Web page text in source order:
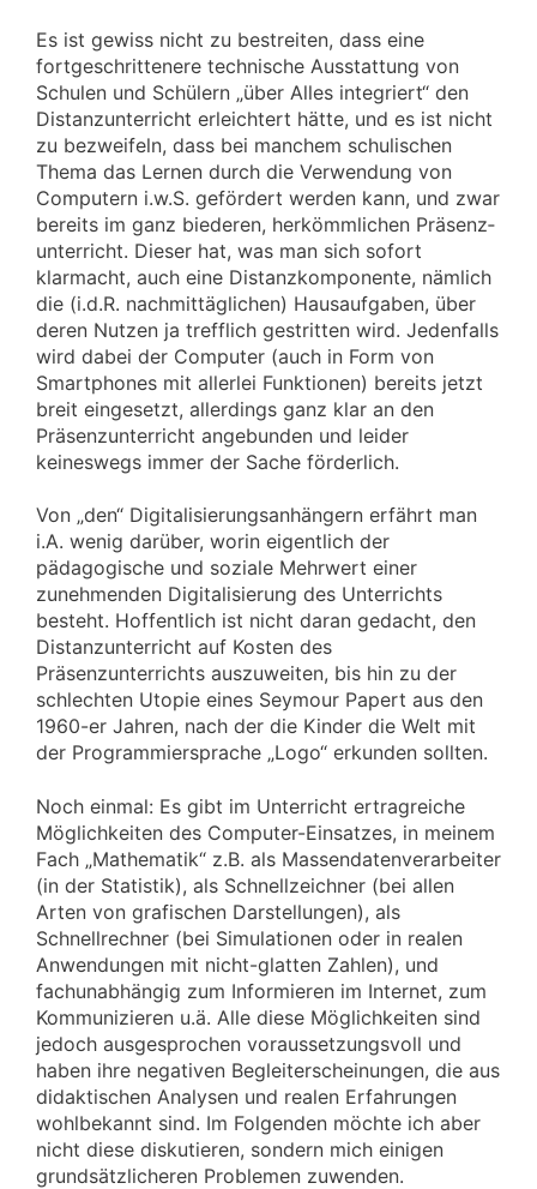
Es ist gewiss nicht zu bestreiten, dass eine
fortgeschrittenere technische Ausstattung von
Schulen und Schülern „über Alles integriert“ den
Distanzunterricht erleichtert hätte, und es ist nicht
zu bezweifeln, dass bei manchem schulischen
Thema das Lernen durch die Verwendung von
Computern i.w.S. gefördert werden kann, und zwar
bereits im ganz biederen, herkömmlichen Präsenz­
unterricht. Dieser hat, was man sich sofort
klarmacht, auch eine Distanzkomponente, nämlich
die (i.d.R. nachmittäglichen) Hausaufgaben, über
deren Nutzen ja trefflich gestritten wird. Jedenfalls
wird dabei der Computer (auch in Form von
Smartphones mit allerlei Funktionen) bereits jetzt
breit eingesetzt, allerdings ganz klar an den
Präsenzunterricht angebunden und leider
keineswegs immer der Sache förderlich.
Von „den“ Digitalisierungsanhängern erfährt man
i.A. wenig darüber, worin eigentlich der
pädagogische und soziale Mehrwert einer
zunehmenden Digitalisierung des Unterrichts
besteht. Hoffentlich ist nicht daran gedacht, den
Distanzunterricht auf Kosten des
Präsenzunterrichts auszuweiten, bis hin zu der
schlechten Utopie eines Seymour Papert aus den
1960-er Jahren, nach der die Kinder die Welt mit
der Programmiersprache „Logo“ erkunden sollten.
Noch einmal: Es gibt im Unterricht ertragreiche
Möglichkeiten des Computer-Einsatzes, in meinem
Fach „Mathematik“ z.B. als Massendatenverarbeiter
(in der Statistik), als Schnellzeichner (bei allen
Arten von grafischen Darstellungen), als
Schnellrechner (bei Simulationen oder in realen
Anwendungen mit nicht-glatten Zahlen), und
fachunabhängig zum Informieren im Internet, zum
Kommunizieren u.ä. Alle diese Möglichkeiten sind
jedoch ausgesprochen voraussetzungsvoll und
haben ihre negativen Begleiterscheinungen, die aus
didaktischen Analysen und realen Erfahrungen
wohlbekannt sind. Im Folgenden möchte ich aber
nicht diese diskutieren, sondern mich einigen
grundsätzlicheren Problemen zuwenden.